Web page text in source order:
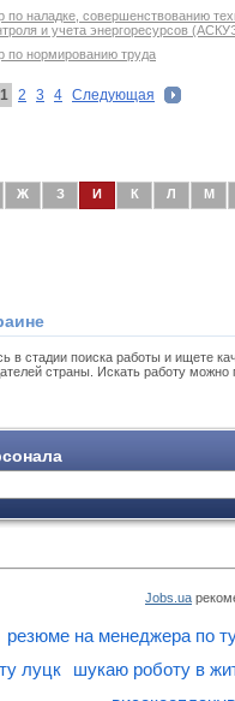
по наладке, совершенствованию
и учета энергоресурсов
по нормированию труда
1 2 3 4 Следующая
Ж З И К Л М
в стадии поиска работы и ищете
страны. Искать работу
Jobs.ua
резюме на менеджера по
луцк шукаю роботу в